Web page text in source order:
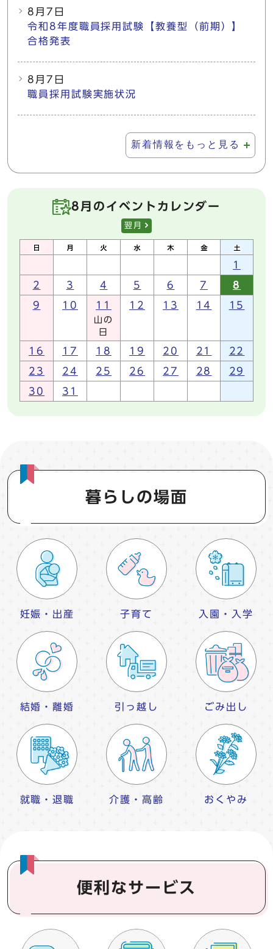
8月7日
令和8年度職員採用試験【教養型（前期）】
合格発表
8月7日
職員採用試験実施状況
新着情報をもっと見る
8月のイベントカレンダー
翌月
1
2 3 4 5 6 7 8
9 10 11
山の
日
12 13 14 15
16 17 18 19 20 21 22
23 24 25 26 27 28 29
30 31
暮らしの場面
妊娠・出産 子育て 入園・入学
結婚・離婚 引っ越し ごみ出し
就職・退職 介護・高齢 おくやみ
便利なサービス